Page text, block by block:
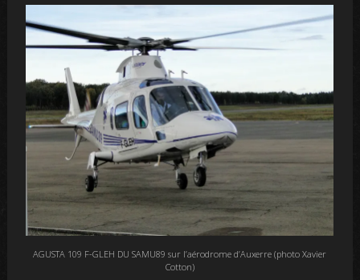
AGUSTA 109 F-GLEH DU SAMU89 sur l’aérodrome d’Auxerre (photo Xavier
Cotton)